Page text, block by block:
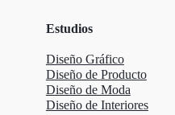
Estudios
Diseño Gráfico
Diseño de Producto
Diseño de Moda
Diseño de Interiores